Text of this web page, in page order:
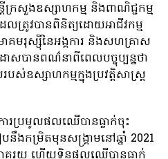
ក្រសួងឧស្សាហកម្ម និងពាណិជ្ជកម្ម
រូវបានពិនិត្យដោយអាជីវកម្ម
គមរុស្ស៊ីនៃអង្គការ និងសហគ្រាស
សបានពណ៌នាពីពេលបច្ចុប្បន្នថា
ឧស្សាហកម្មក្នុងប្រវត្តិសាស្ត្រ
ារប្រមូលផលឈើបានធ្លាក់ចុះ
នឹងកម្រិតមុនសង្រ្គាមនៅឆ្នាំ 2021
គរយ ហើយទិន្នផលឈើបានធ្លាក់